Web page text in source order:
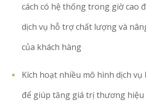
cách có hệ thống trong giờ cao
dịch vụ hỗ trợ chất lượng và
của khách hàng
Kích hoạt nhiều mô hình dịch vụ
để giúp tăng giá trị thương hiệu